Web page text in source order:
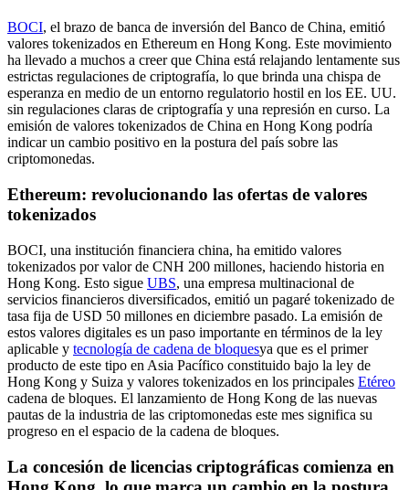
BOCI, el brazo de banca de inversión del Banco de China, emitió
valores tokenizados en Ethereum en Hong Kong. Este movimiento
ha llevado a muchos a creer que China está relajando lentamente sus
estrictas regulaciones de criptografía, lo que brinda una chispa de
esperanza en medio de un entorno regulatorio hostil en los EE. UU.
sin regulaciones claras de criptografía y una represión en curso. La
emisión de valores tokenizados de China en Hong Kong podría
indicar un cambio positivo en la postura del país sobre las
criptomonedas.
Ethereum: revolucionando las ofertas de valores
tokenizados
BOCI, una institución financiera china, ha emitido valores
tokenizados por valor de CNH 200 millones, haciendo historia en
Hong Kong. Esto sigue UBS, una empresa multinacional de
servicios financieros diversificados, emitió un pagaré tokenizado de
tasa fija de USD 50 millones en diciembre pasado. La emisión de
estos valores digitales es un paso importante en términos de la ley
aplicable y tecnología de cadena de bloquesya que es el primer
producto de este tipo en Asia Pacífico constituido bajo la ley de
Hong Kong y Suiza y valores tokenizados en los principales Etéreo
cadena de bloques. El lanzamiento de Hong Kong de las nuevas
pautas de la industria de las criptomonedas este mes significa su
progreso en el espacio de la cadena de bloques.
La concesión de licencias criptográficas comienza en